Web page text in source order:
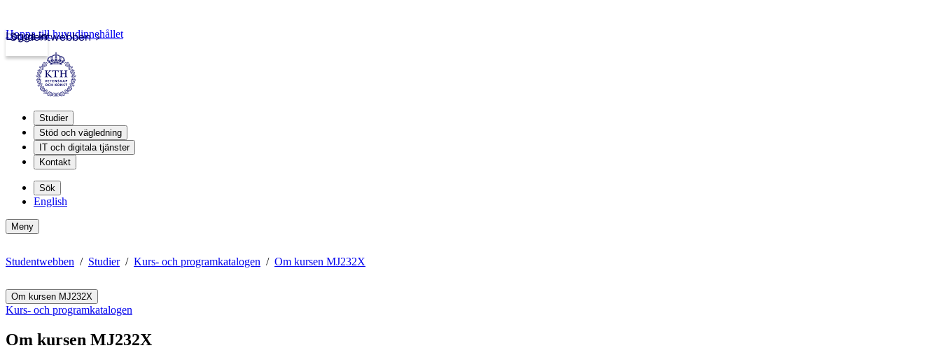
Studentwebben
Logga in
Hoppa till huvudinnehållet
Studier
Stöd och vägledning
IT och digitala tjänster
Kontakt
Sök
English
Meny
Studentwebben Studier Kurs- och programkatalogen Om kursen MJ232X
Om kursen MJ232X
Kurs- och programkatalogen
Om kursen MJ232X